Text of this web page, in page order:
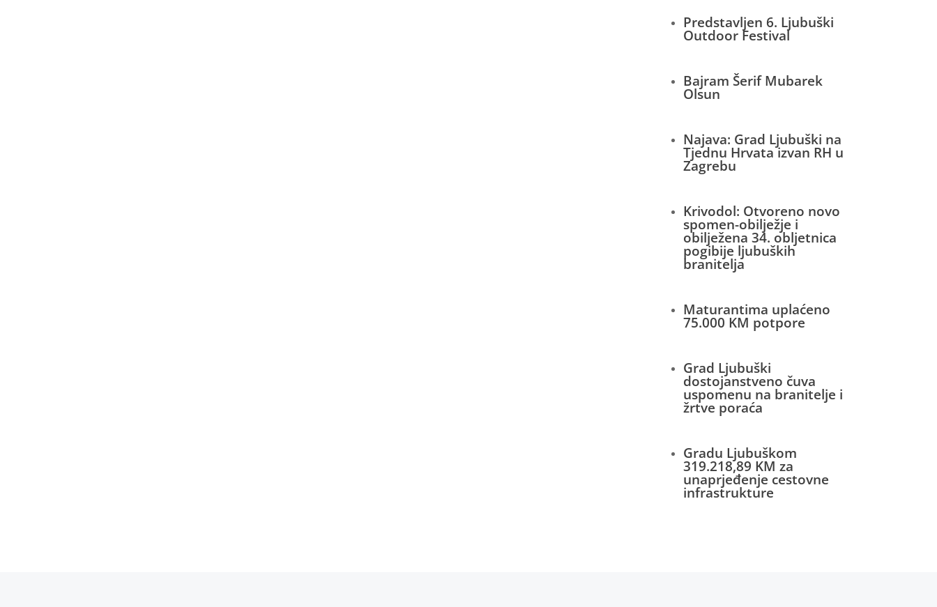
Predstavljen 6. Ljubuški
Outdoor Festival
Bajram Šerif Mubarek
Olsun
Najava: Grad Ljubuški na
Tjednu Hrvata izvan RH u
Zagrebu
Krivodol: Otvoreno novo
spomen-obilježje i
obilježena 34. obljetnica
pogibije ljubuških
branitelja
Maturantima uplaćeno
75.000 KM potpore
Grad Ljubuški
dostojanstveno čuva
uspomenu na branitelje i
žrtve poraća
Gradu Ljubuškom
319.218,89 KM za
unaprjeđenje cestovne
infrastrukture